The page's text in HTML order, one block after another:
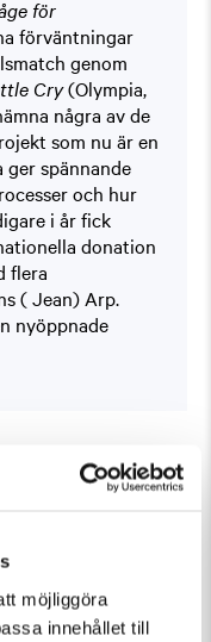
möjliggöra
innehållet till
för
förväntningar
genom
Cry(Olympia,
några av de
som nu är en
ger spännande
och hur
i år fick
donation
flera
( Jean) Arp.
nyöppnade